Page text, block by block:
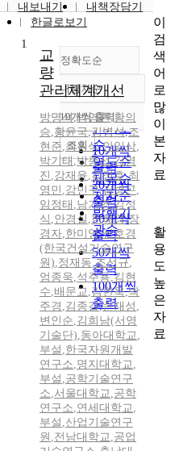
내보내기
내책장담기
한글로보기
정확도순
정확도
순
인기도
순
연도순
제목순
저자순
발행기
관순
내림차순
내림차순
10개씩 출력
10개씩
출력
20개씩
출력
30개씩
출력
50개씩
출력
100개씩
출력
조회
1
교
량
관리체계개선
방명석,박영환,황의
승,황윤국,김병석,조
현준,최원식,안일상,
박기태,박종섭,김영
진 ,강재윤,김정호,최
영민 ,강민구,김병곤,
임정태 ,남기영,김성
식 ,안경실 ,한혜경,장
경자,한미영,신호경
(한국건설기술연구
원),정재동,조선규,
엄종욱,석주용,김현
수,배문교,김한욱,박
주경 ,김종길,손재성 ,
변인순,김희남(서영
기술단),동아대학교,
부설 ,한국자원개발
연구소,명지대학교,
부설 ,공학기술연구
소,서울대학교,공학
연구소,연세대학교,
부설 ,산업기술연구
원 ,전남대학교,공업
이
검
색
어
로
많
이
본
자
료
활
용
도
높
은
자
료